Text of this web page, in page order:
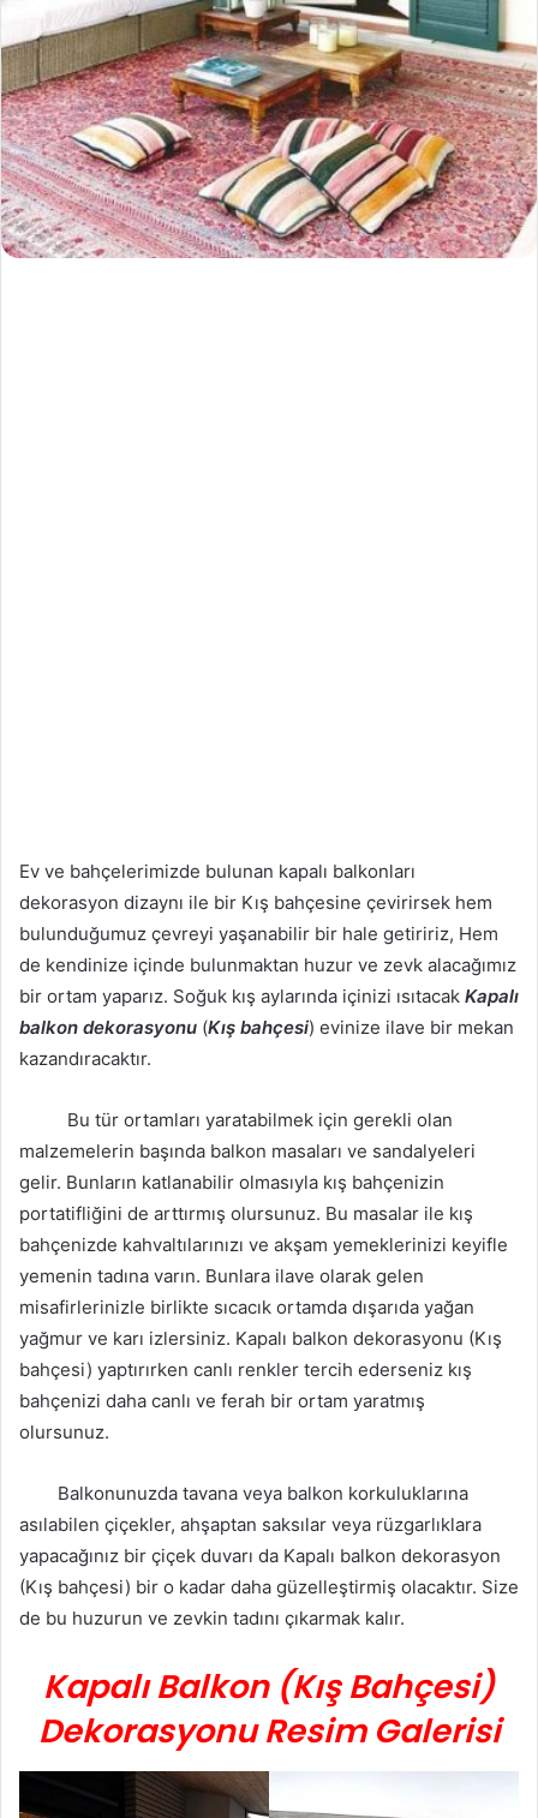
Ev ve bahçelerimizde bulunan kapalı balkonları
dekorasyon dizaynı ile bir Kış bahçesine çevirirsek hem
bulunduğumuz çevreyi yaşanabilir bir hale getiririz, Hem
de kendinize içinde bulunmaktan huzur ve zevk alacağımız
bir ortam yaparız. Soğuk kış aylarında içinizi ısıtacak Kapalı
balkon dekorasyonu (Kış bahçesi) evinize ilave bir mekan
kazandıracaktır.
Bu tür ortamları yaratabilmek için gerekli olan
malzemelerin başında balkon masaları ve sandalyeleri
gelir. Bunların katlanabilir olmasıyla kış bahçenizin
portatifliğini de arttırmış olursunuz. Bu masalar ile kış
bahçenizde kahvaltılarınızı ve akşam yemeklerinizi keyifle
yemenin tadına varın. Bunlara ilave olarak gelen
misafirlerinizle birlikte sıcacık ortamda dışarıda yağan
yağmur ve karı izlersiniz. Kapalı balkon dekorasyonu (Kış
bahçesi) yaptırırken canlı renkler tercih ederseniz kış
bahçenizi daha canlı ve ferah bir ortam yaratmış
olursunuz.
Balkonunuzda tavana veya balkon korkuluklarına
asılabilen çiçekler, ahşaptan saksılar veya rüzgarlıklara
yapacağınız bir çiçek duvarı da Kapalı balkon dekorasyon
(Kış bahçesi) bir o kadar daha güzelleştirmiş olacaktır. Size
de bu huzurun ve zevkin tadını çıkarmak kalır.
Kapalı Balkon (Kış Bahçesi)
Dekorasyonu Resim Galerisi